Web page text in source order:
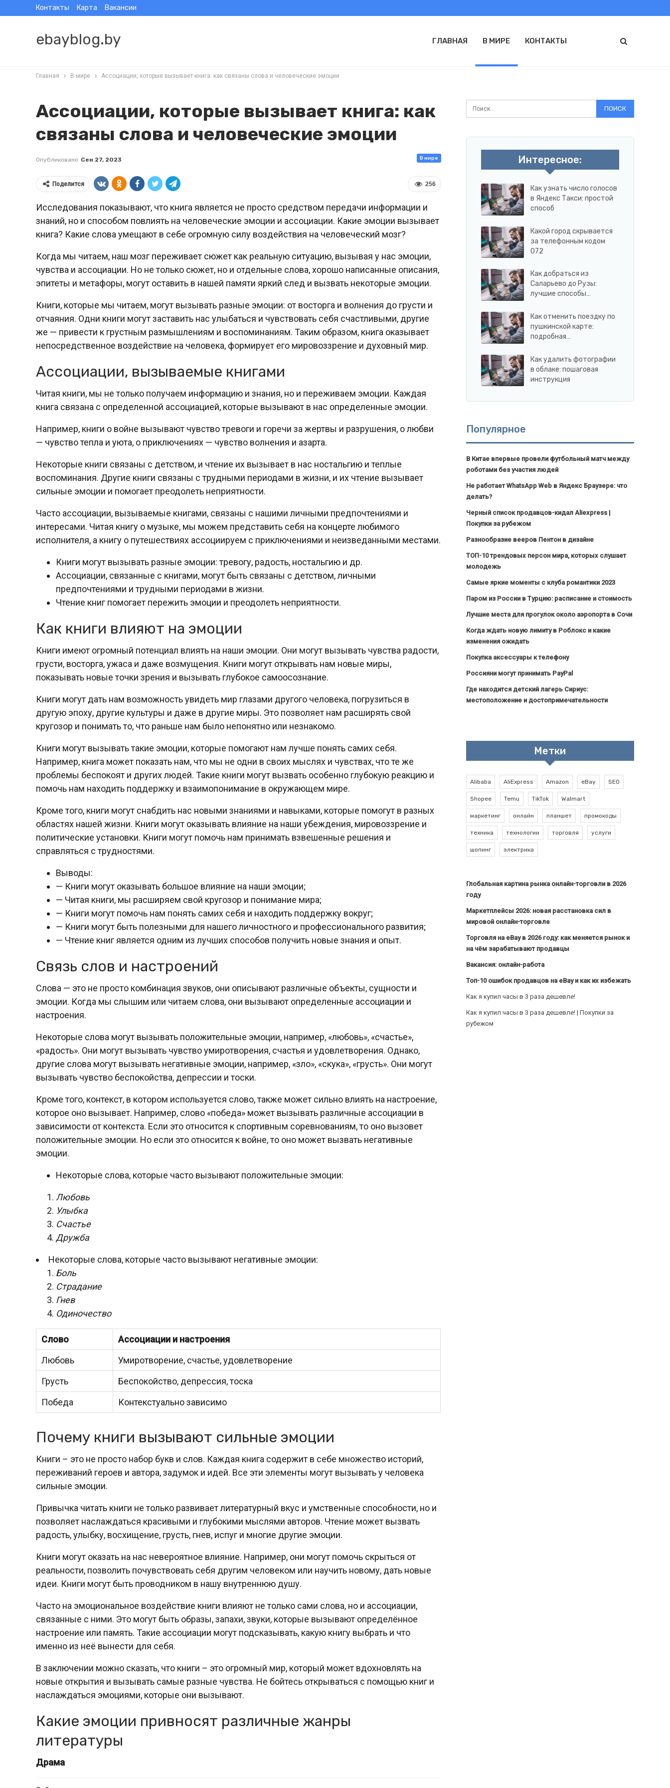
Контакты Карта Вакансии
ebayblog.by ГЛАВНАЯ В МИРЕ КОНТАКТЫ
Главная В мире Ассоциации, которые вызывает книга: как связаны слова и человеческие эмоции
Ассоциации, которые вызывает книга: как
связаны слова и человеческие эмоции
В мире
Опубликовано Сен 27, 2023
256
Поделится
Исследования показывают, что книга является не просто средством передачи информации и
знаний, но и способом повлиять на человеческие эмоции и ассоциации. Какие эмоции вызывает
книга? Какие слова умещают в себе огромную силу воздействия на человеческий мозг?
Когда мы читаем, наш мозг переживает сюжет как реальную ситуацию, вызывая у нас эмоции,
чувства и ассоциации. Но не только сюжет, но и отдельные слова, хорошо написанные описания,
эпитеты и метафоры, могут оставить в нашей памяти яркий след и вызвать некоторые эмоции.
Книги, которые мы читаем, могут вызывать разные эмоции: от восторга и волнения до грусти и
отчаяния. Одни книги могут заставить нас улыбаться и чувствовать себя счастливыми, другие
же — привести к грустным размышлениям и воспоминаниям. Таким образом, книга оказывает
непосредственное воздействие на человека, формирует его мировоззрение и духовный мир.
Ассоциации, вызываемые книгами
Читая книги, мы не только получаем информацию и знания, но и переживаем эмоции. Каждая
книга связана с определенной ассоциацией, которые вызывают в нас определенные эмоции.
Например, книги о войне вызывают чувство тревоги и горечи за жертвы и разрушения, о любви
— чувство тепла и уюта, о приключениях — чувство волнения и азарта.
Некоторые книги связаны с детством, и чтение их вызывает в нас ностальгию и теплые
воспоминания. Другие книги связаны с трудными периодами в жизни, и их чтение вызывает
сильные эмоции и помогает преодолеть неприятности.
Часто ассоциации, вызываемые книгами, связаны с нашими личными предпочтениями и
интересами. Читая книгу о музыке, мы можем представить себя на концерте любимого
исполнителя, а книгу о путешествиях ассоциируем с приключениями и неизведанными местами.
Книги могут вызывать разные эмоции: тревогу, радость, ностальгию и др.
Ассоциации, связанные с книгами, могут быть связаны с детством, личными
предпочтениями и трудными периодами в жизни.
Чтение книг помогает пережить эмоции и преодолеть неприятности.
Как книги влияют на эмоции
Книги имеют огромный потенциал влиять на наши эмоции. Они могут вызывать чувства радости,
грусти, восторга, ужаса и даже возмущения. Книги могут открывать нам новые миры,
показывать новые точки зрения и вызывать глубокое самоосознание.
Книги могут дать нам возможность увидеть мир глазами другого человека, погрузиться в
другую эпоху, другие культуры и даже в другие миры. Это позволяет нам расширять свой
кругозор и понимать то, что раньше нам было непонятно или незнакомо.
Книги могут вызывать такие эмоции, которые помогают нам лучше понять самих себя.
Например, книга может показать нам, что мы не одни в своих мыслях и чувствах, что те же
проблемы беспокоят и других людей. Такие книги могут вызвать особенно глубокую реакцию и
помочь нам находить поддержку и взаимопонимание в окружающем мире.
Кроме того, книги могут снабдить нас новыми знаниями и навыками, которые помогут в разных
областях нашей жизни. Книги могут оказывать влияние на наши убеждения, мировоззрение и
политические установки. Книги могут помочь нам принимать взвешенные решения и
справляться с трудностями.
Выводы:
— Книги могут оказывать большое влияние на наши эмоции;
— Читая книги, мы расширяем свой кругозор и понимание мира;
— Книги могут помочь нам понять самих себя и находить поддержку вокруг;
— Книги могут быть полезными для нашего личностного и профессионального развития;
— Чтение книг является одним из лучших способов получить новые знания и опыт.
Связь слов и настроений
Слова — это не просто комбинация звуков, они описывают различные объекты, сущности и
эмоции. Когда мы слышим или читаем слова, они вызывают определенные ассоциации и
настроения.
Некоторые слова могут вызывать положительные эмоции, например, «любовь», «счастье»,
«радость». Они могут вызывать чувство умиротворения, счастья и удовлетворения. Однако,
другие слова могут вызывать негативные эмоции, например, «зло», «скука», «грусть». Они могут
вызывать чувство беспокойства, депрессии и тоски.
Кроме того, контекст, в котором используется слово, также может сильно влиять на настроение,
которое оно вызывает. Например, слово «победа» может вызывать различные ассоциации в
зависимости от контекста. Если это относится к спортивным соревнованиям, то оно вызовет
положительные эмоции. Но если это относится к войне, то оно может вызвать негативные
эмоции.
Некоторые слова, которые часто вызывают положительные эмоции:
Любовь
Улыбка
Счастье
Дружба
Некоторые слова, которые часто вызывают негативные эмоции:
Боль
Страдание
Гнев
Одиночество
Слово
Ассоциации и настроения
Любовь
Умиротворение, счастье, удовлетворение
Грусть
Беспокойство, депрессия, тоска
Победа
Контекстуально зависимо
Почему книги вызывают сильные эмоции
Книги – это не просто набор букв и слов. Каждая книга содержит в себе множество историй,
переживаний героев и автора, задумок и идей. Все эти элементы могут вызывать у человека
сильные эмоции.
Привычка читать книги не только развивает литературный вкус и умственные способности, но и
позволяет наслаждаться красивыми и глубокими мыслями авторов. Чтение может вызвать
радость, улыбку, восхищение, грусть, гнев, испуг и многие другие эмоции.
Книги могут оказать на нас невероятное влияние. Например, они могут помочь скрыться от
реальности, позволить почувствовать себя другим человеком или научить новому, дать новые
идеи. Книги могут быть проводником в нашу внутреннюю душу.
Часто на эмоциональное воздействие книги влияют не только сами слова, но и ассоциации,
связанные с ними. Это могут быть образы, запахи, звуки, которые вызывают определённое
настроение или память. Такие ассоциации могут подсказывать, какую книгу выбрать и что
именно из неё вынести для себя.
В заключении можно сказать, что книги – это огромный мир, который может вдохновлять на
новые открытия и вызывать самые разные чувства. Не бойтесь открываться с помощью книг и
наслаждаться эмоциями, которые они вызывают.
Какие эмоции привносят различные жанры
литературы
Драма
Интересное:
Как узнать число голосов
в Яндекс Такси: простой
способ
Какой город скрывается
за телефонным кодом
072
Как добраться из
Саларьево до Рузы:
лучшие способы…
Как отменить поездку по
пушкинской карте:
подробная…
Как удалить фотографии
в облаке: пошаговая
инструкция
Популярное
В Китае впервые провели футбольный матч между
роботами без участия людей
Не работает WhatsApp Web в Яндекс Браузере: что
делать?
Черный список продавцов-кидал Aliexpress |
Покупки за рубежом
Разнообразие вееров Пентон в дизайне
ТОП-10 трендовых персон мира, которых слушает
молодежь
Самые яркие моменты с клуба романтики 2023
Паром из России в Турцию: расписание и стоимость
Лучшие места для прогулок около аэропорта в Сочи
Когда ждать новую лимиту в Роблокс и какие
изменения ожидать
Покупка аксессуары к телефону
Россияни могут принимать PayPal
Где находится детский лагерь Сириус:
местоположение и достопримечательности
Метки
Alibaba AliExpress Amazon eBay SEO
Shopee Temu TikTok Walmart
маркетинг онлайн планшет промокоды
техника технологии торговля услуги
шопинг электрика
Глобальная картина рынка онлайн-торговли в 2026
году
Маркетплейсы 2026: новая расстановка сил в
мировой онлайн-торговле
Торговля на eBay в 2026 году: как меняется рынок и
на чём зарабатывают продавцы
Вакансия: онлайн-работа
Топ-10 ошибок продавцов на eBay и как их избежать
Как я купил часы в 3 раза дешевле!
Как я купил часы в 3 раза дешевле! | Покупки за
рубежом